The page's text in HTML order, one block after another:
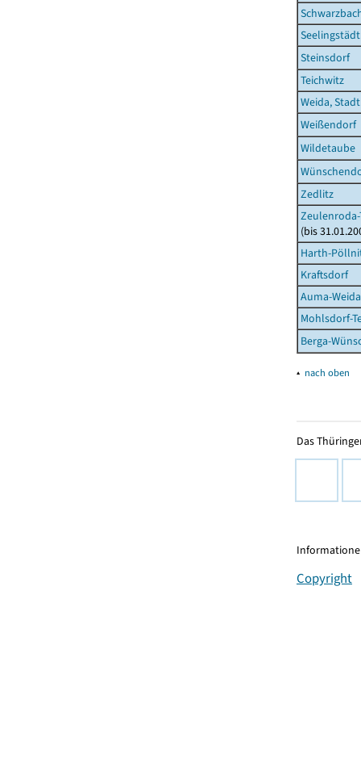
Seelingstädt
Steinsdorf
Teichwitz
Weida, Stadt
Weißendorf
Wildetaube
Zedlitz
(bis
Harth-
Kraftsdorf
Auma-
Mohlsdorf-
Berga-
▴ nach oben
Das
Copyright